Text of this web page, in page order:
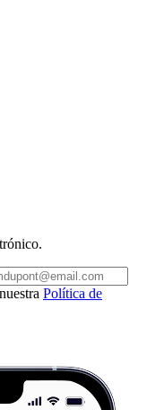
Política de